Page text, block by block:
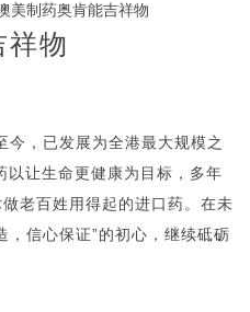
美制药奥肯能吉祥物
物
，已发展为全港最大规模之
以让生命更健康为目标，多年
老百姓用得起的进口药。在未
，信心保证”的初心，继续砥砺